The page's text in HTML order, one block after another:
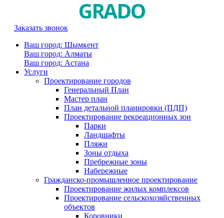
Заказать звонок
Ваш город: Шымкент
Ваш город: Алматы
Ваш город: Астана
Услуги
Проектирование городов
Генеральный План
Мастер план
План детальной планировки (ПДП)
Проектирование рекреационных зон
Парки
Ландшафты
Пляжи
Зоны отдыха
Пребрежные зоны
Набережные
Гражданско-промышленное проектирование
Проектирование жилых комплексов
Проектирование сельскохозяйственных
объектов
Коровники